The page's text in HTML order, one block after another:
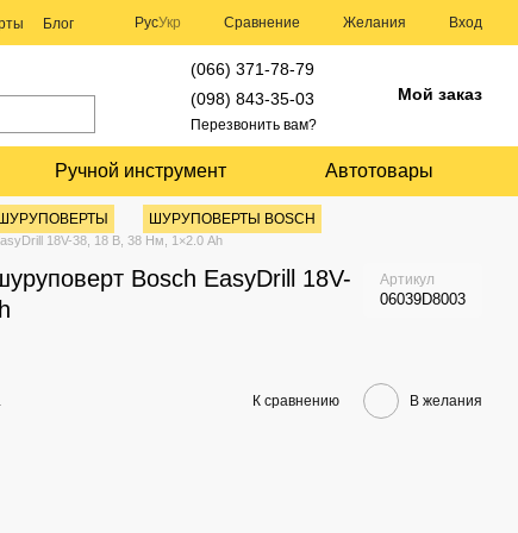
Блог
РусУкр Сравнение Желания Вход
(066) 371-78-79
(098) 843-35-03
Перезвонить вам?
Мой заказ
Ручной инструмент Автотовары
ШУРУПОВЕРТЫ ШУРУПОВЕРТЫ BOSCH
18V-38, 18 В, 38 Нм, 1×2.0 Ah
Bosch EasyDrill 18V-
Артикул
06039D8003
К сравнению В желания